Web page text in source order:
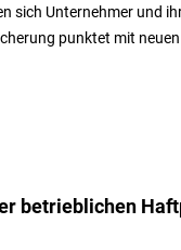
sich Unternehmer und
punktet mit
betrieblichen